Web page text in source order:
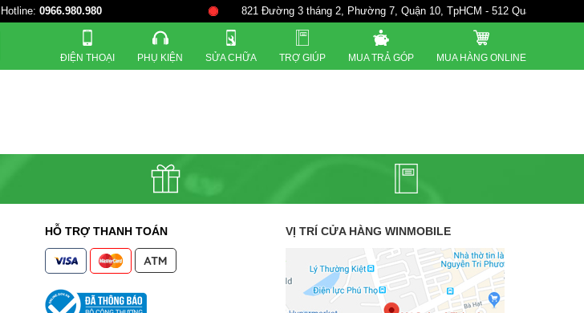
Hotline: 0966.980.980 821 Đường 3 tháng 2, Phường 7, Quận 10, TpHCM - 512 Quang Trung.
ĐIỆN THOẠI PHỤ KIỆN SỬA CHỮA TRỢ GIÚP MUA TRẢ GÓP MUA HÀNG ONLINE
HỖ TRỢ THANH TOÁN VỊ TRÍ CỬA HÀNG WINMOBILE